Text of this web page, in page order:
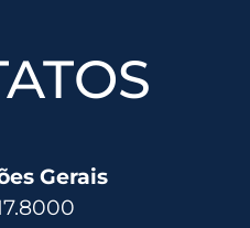
Gerais